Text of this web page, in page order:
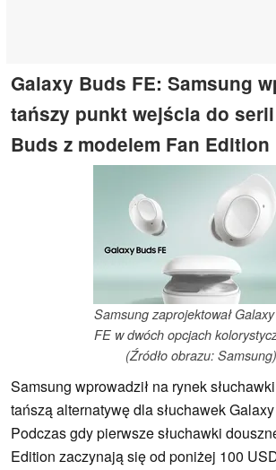
Galaxy Buds FE: Samsung
tańszy punkt wejścia do
Buds z modelem Fan Edition
Samsung zaprojektował
FE w dwóch opcjach
(Źródło obrazu: Samsung)
Samsung wprowadził na rynek
tańszą alternatywę dla słuchawek
Podczas gdy pierwsze słuchawki
Edition zaczynają się od poniżej 100